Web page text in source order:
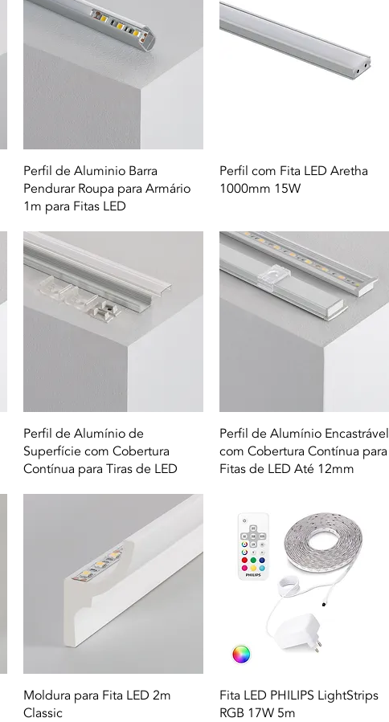
Quick View
Perfil de Aluminio Barra
Pendurar Roupa para Armário
1m para Fitas LED
Quick View
Perfil com Fita LED Aretha
1000mm 15W
Quick View
Perfil de Alumínio de
Superfície com Cobertura
Contínua para Tiras de LED
Quick View
Perfil de Alumínio Encastrável
com Cobertura Contínua para
Fitas de LED Até 12mm
Quick View
Moldura para Fita LED 2m
Classic
Quick View
Fita LED PHILIPS LightStrips
RGB 17W 5m